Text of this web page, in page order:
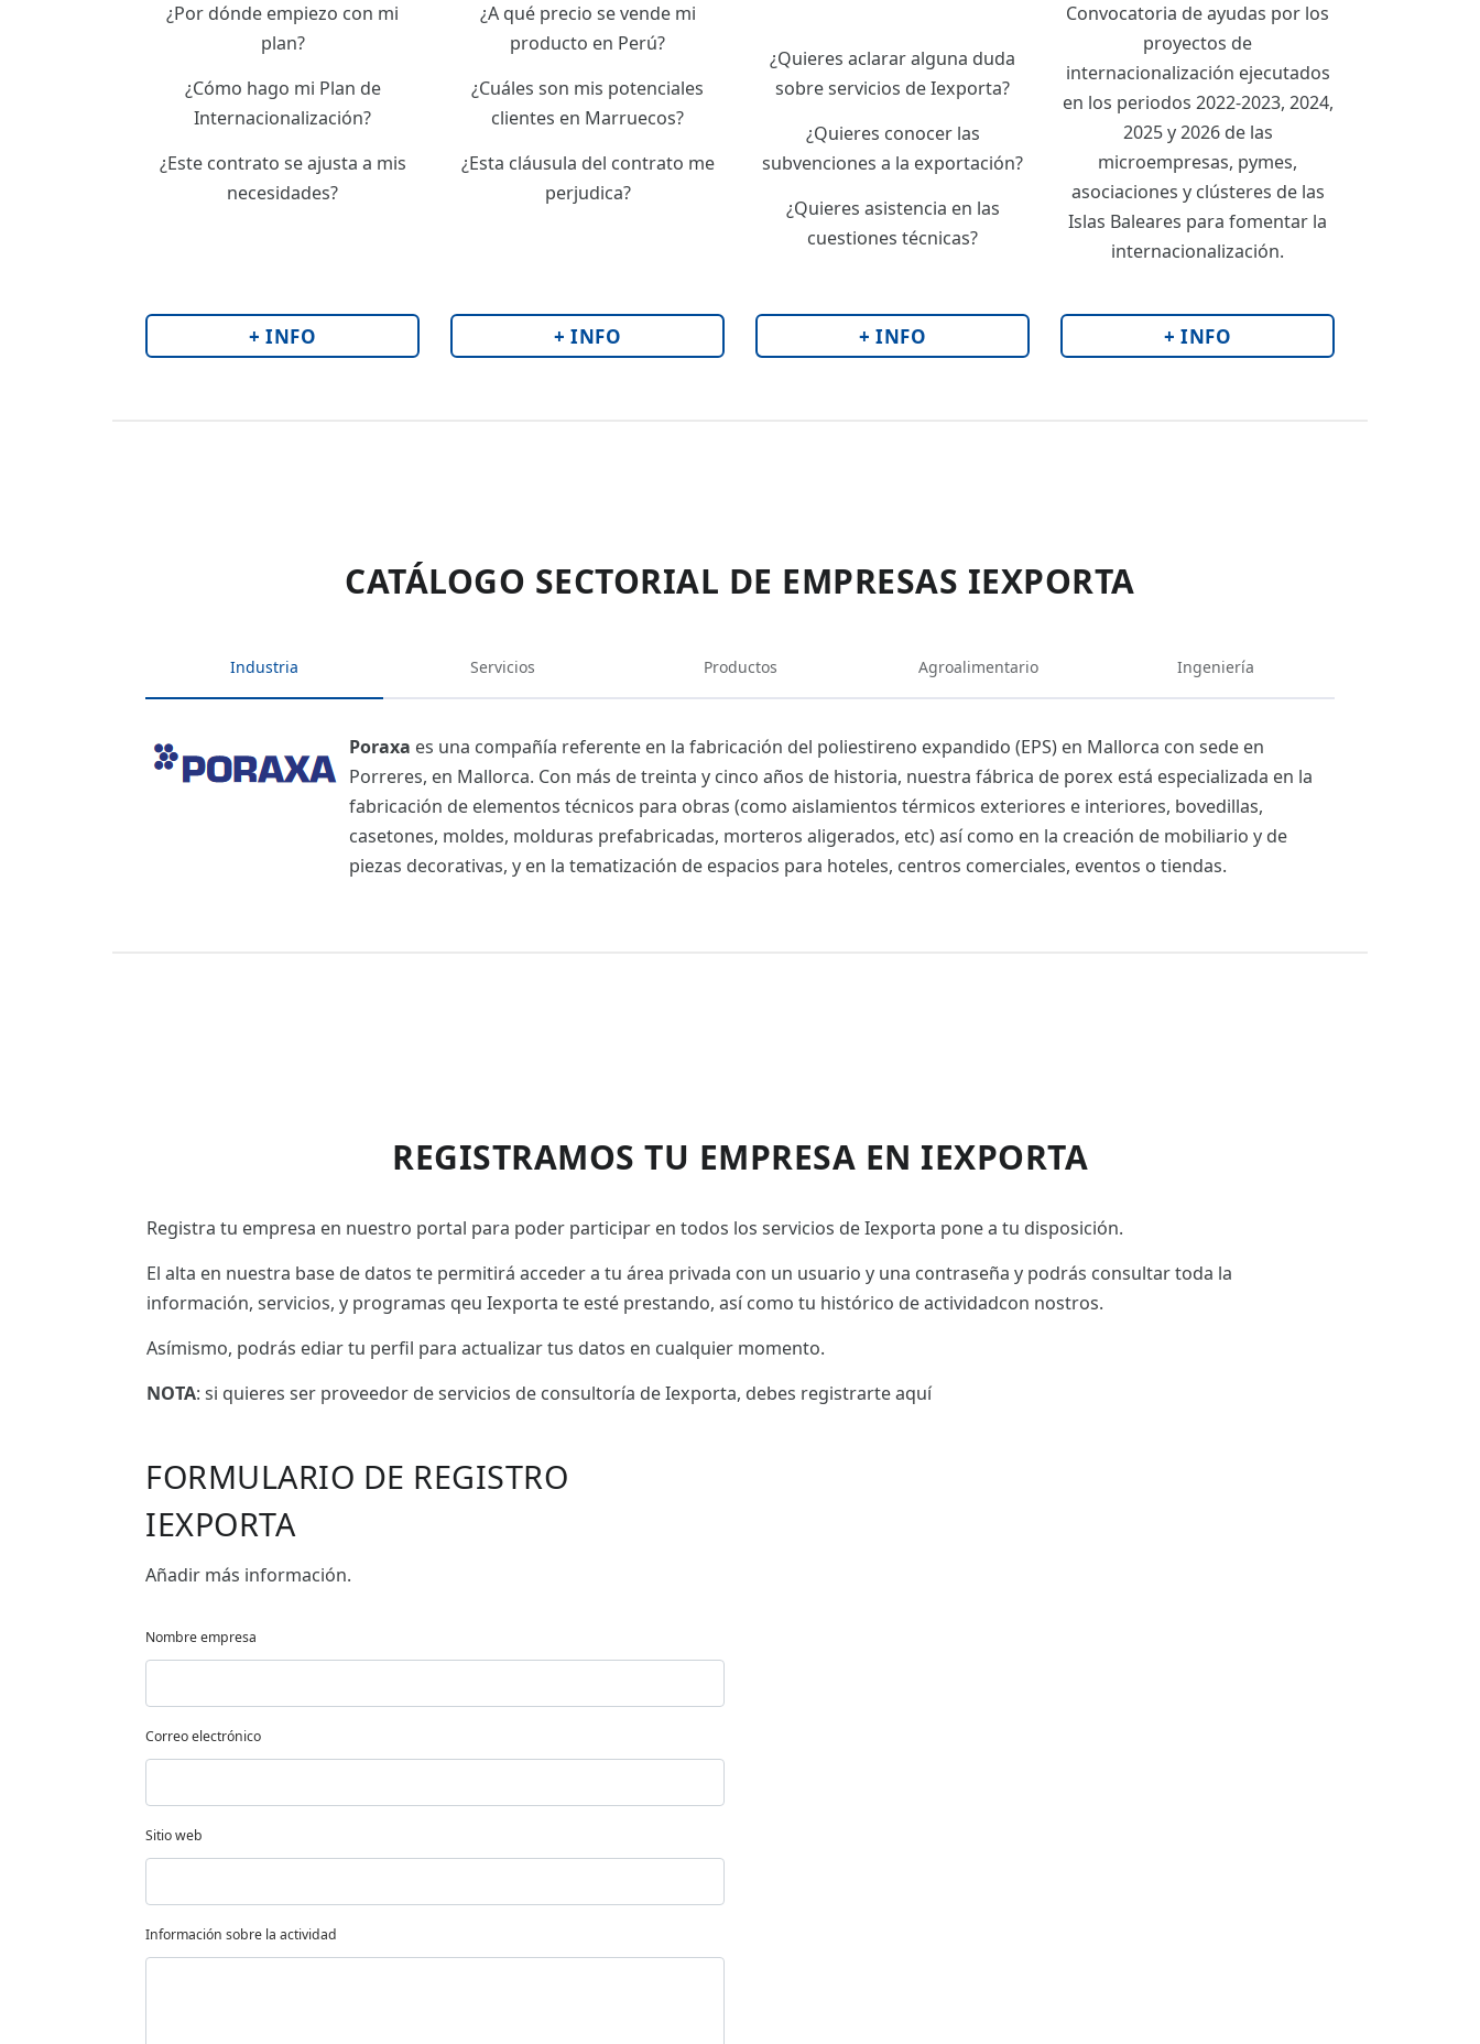
¿Por dónde empiezo con mi
plan?
¿Cómo hago mi Plan de
Internacionalización?
¿Este contrato se ajusta a mis
necesidades?
¿A qué precio se vende mi
producto en Perú?
¿Cuáles son mis potenciales
clientes en Marruecos?
¿Esta cláusula del contrato me
perjudica?
¿Quieres aclarar alguna duda
sobre servicios de Iexporta?
¿Quieres conocer las
subvenciones a la exportación?
¿Quieres asistencia en las
cuestiones técnicas?
Convocatoria de ayudas por los
proyectos de
internacionalización ejecutados
en los periodos 2022-2023, 2024,
2025 y 2026 de las
microempresas, pymes,
asociaciones y clústeres de las
Islas Baleares para fomentar la
internacionalización.
+ INFO + INFO + INFO + INFO
CATÁLOGO SECTORIAL DE EMPRESAS IEXPORTA
Industria Servicios Productos Agroalimentario Ingeniería
Poraxa es una compañía referente en la fabricación del poliestireno expandido (EPS) en Mallorca con sede en
Porreres, en Mallorca. Con más de treinta y cinco años de historia, nuestra fábrica de porex está especializada en la
fabricación de elementos técnicos para obras (como aislamientos térmicos exteriores e interiores, bovedillas,
casetones, moldes, molduras prefabricadas, morteros aligerados, etc) así como en la creación de mobiliario y de
piezas decorativas, y en la tematización de espacios para hoteles, centros comerciales, eventos o tiendas.
REGISTRAMOS TU EMPRESA EN IEXPORTA
Registra tu empresa en nuestro portal para poder participar en todos los servicios de Iexporta pone a tu disposición.
El alta en nuestra base de datos te permitirá acceder a tu área privada con un usuario y una contraseña y podrás consultar toda la
información, servicios, y programas qeu Iexporta te esté prestando, así como tu histórico de actividadcon nostros.
Asímismo, podrás ediar tu perfil para actualizar tus datos en cualquier momento.
NOTA: si quieres ser proveedor de servicios de consultoría de Iexporta, debes registrarte aquí
FORMULARIO DE REGISTRO
IEXPORTA
Añadir más información.
Nombre empresa
Correo electrónico
Sitio web
Información sobre la actividad